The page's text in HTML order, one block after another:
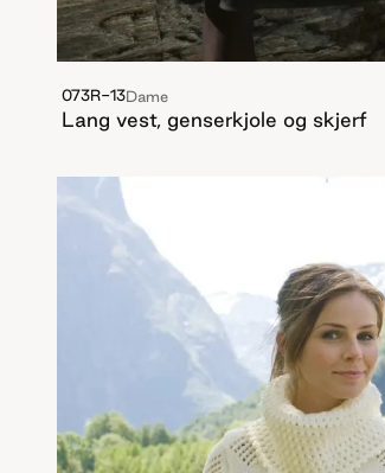
073R-13Dame
Lang vest, genserkjole og skjerf